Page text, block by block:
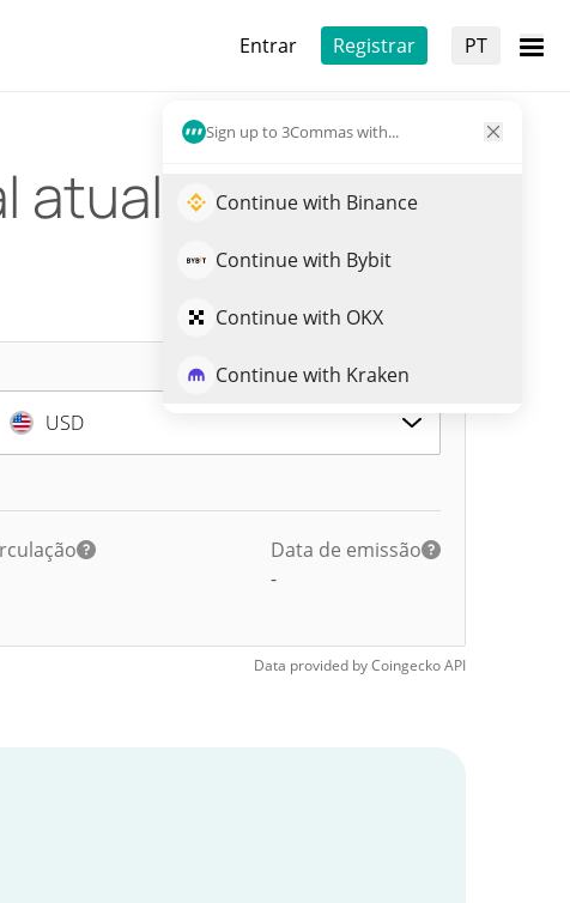
Entrar Registrar PT
Sign up to 3Commas with...
Continue with Binance
Continue with Bybit
Continue with OKX
Continue with Kraken
atual
USD
Data de emissão
-
Data provided byCoingeckoAPI